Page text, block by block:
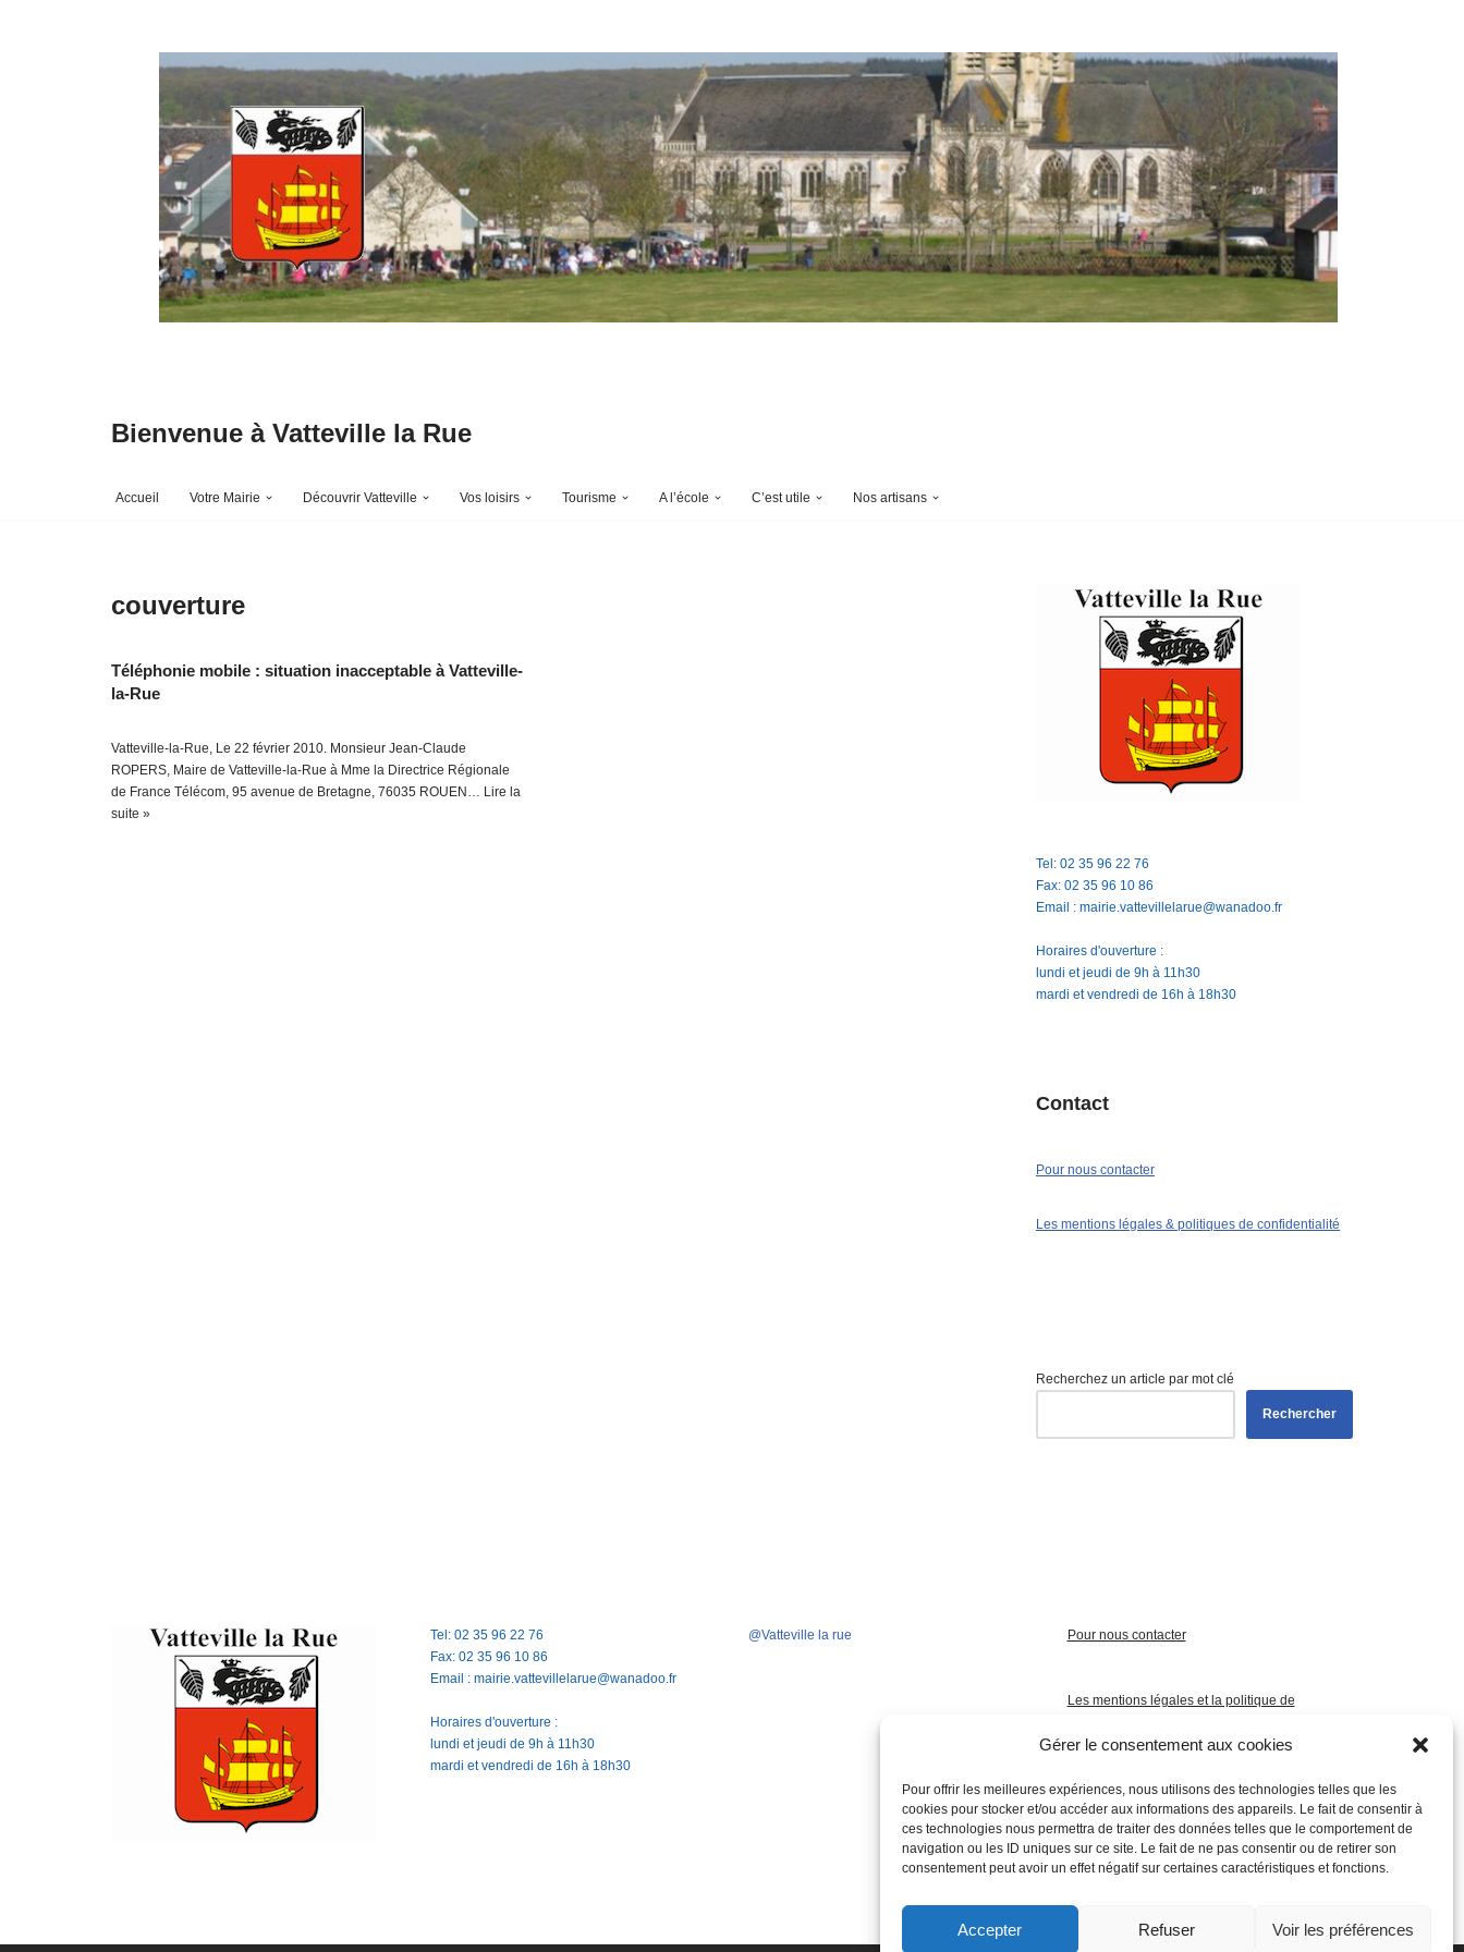
Gérer le consentement aux cookies
Pour offrir les meilleures expériences, nous utilisons des technologies telles que les
cookies pour stocker et/ou accéder aux informations des appareils. Le fait de consentir à
ces technologies nous permettra de traiter des données telles que le comportement de
navigation ou les ID uniques sur ce site. Le fait de ne pas consentir ou de retirer son
consentement peut avoir un effet négatif sur certaines caractéristiques et fonctions.
Accepter Refuser Voir les préférences
Bienvenue à Vatteville la Rue
Accueil Votre Mairie Découvrir Vatteville Vos loisirs Tourisme A l’école C’est utile Nos artisans
couverture
Téléphonie mobile : situation inacceptable à Vatteville-
la-Rue
Vatteville-la-Rue, Le 22 février 2010. Monsieur Jean-Claude
ROPERS, Maire de Vatteville-la-Rue à Mme la Directrice Régionale
de France Télécom, 95 avenue de Bretagne, 76035 ROUEN… Lire la
suite »
Tel: 02 35 96 22 76
Fax: 02 35 96 10 86
Email : mairie.vattevillelarue@wanadoo.fr
Horaires d'ouverture :
lundi et jeudi de 9h à 11h30
mardi et vendredi de 16h à 18h30
Contact
Pour nous contacter
Les mentions légales & politiques de confidentialité
Recherchez un article par mot clé
Rechercher
Tel: 02 35 96 22 76
Fax: 02 35 96 10 86
Email : mairie.vattevillelarue@wanadoo.fr
Horaires d'ouverture :
lundi et jeudi de 9h à 11h30
mardi et vendredi de 16h à 18h30
@Vatteville la rue Pour nous contacter
Les mentions légales et la politique de